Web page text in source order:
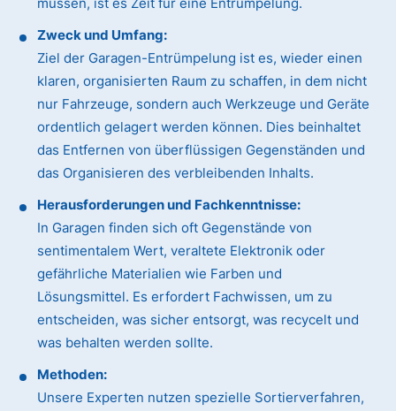
müssen, ist es Zeit für eine Entrümpelung.
Zweck und Umfang:
Ziel der Garagen-Entrümpelung ist es, wieder einen
klaren, organisierten Raum zu schaffen, in dem nicht
nur Fahrzeuge, sondern auch Werkzeuge und Geräte
ordentlich gelagert werden können. Dies beinhaltet
das Entfernen von überflüssigen Gegenständen und
das Organisieren des verbleibenden Inhalts.
Herausforderungen und Fachkenntnisse:
In Garagen finden sich oft Gegenstände von
sentimentalem Wert, veraltete Elektronik oder
gefährliche Materialien wie Farben und
Lösungsmittel. Es erfordert Fachwissen, um zu
entscheiden, was sicher entsorgt, was recycelt und
was behalten werden sollte.
Methoden:
Unsere Experten nutzen spezielle Sortierverfahren,